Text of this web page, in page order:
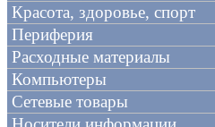
Красота, здоровье, спорт
Периферия
Расходные материалы
Компьютеры
Сетевые товары